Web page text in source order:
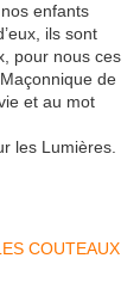
enfants
ils sont
pour nous ces
de
et au mot
les Lumières.